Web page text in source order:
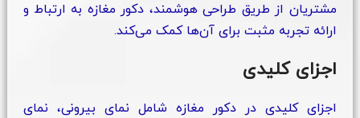
مشتریان از طریق طراحی هوشمند، دکور مغازه به ارتباط و
ارائه تجربه مثبت برای آن‌ها کمک می‌کند.
اجزای کلیدی
اجزای کلیدی در دکور مغازه شامل نمای بیرونی، نمای